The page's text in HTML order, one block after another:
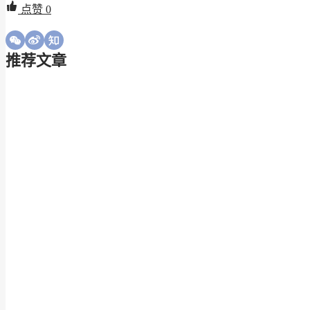
点赞 0
推荐文章